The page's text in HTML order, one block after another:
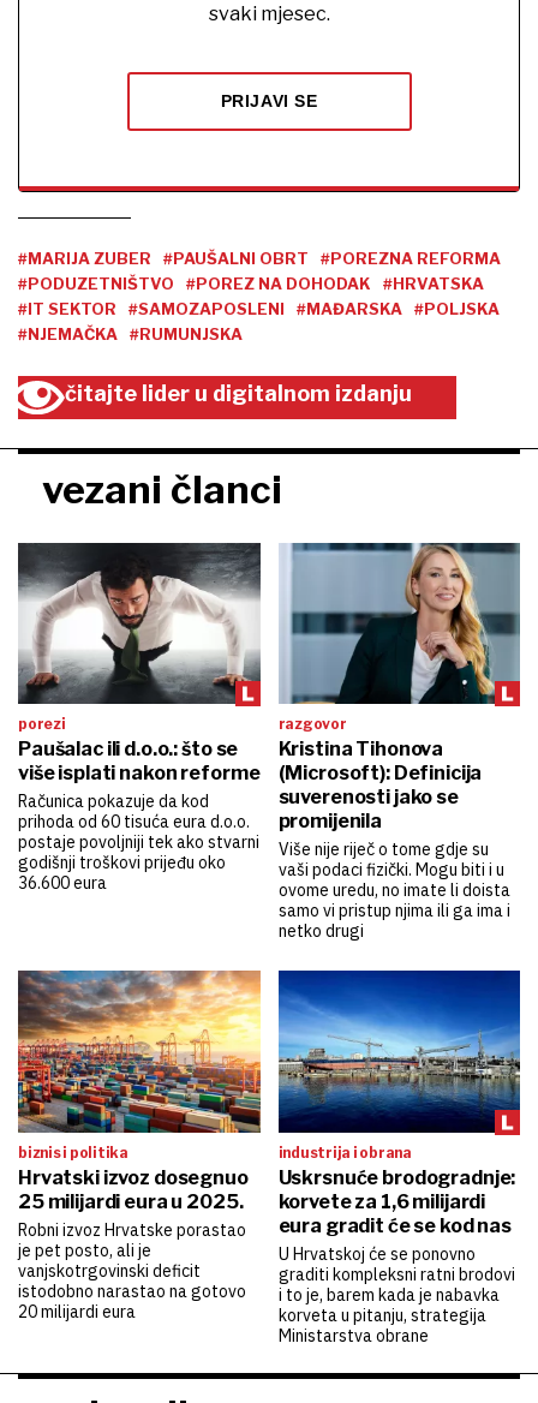
svaki mjesec.
PRIJAVI SE
#MARIJA ZUBER #PAUŠALNI OBRT
#POREZNA REFORMA
#PODUZETNIŠTVO
#POREZ NA DOHODAK
#HRVATSKA
#IT SEKTOR
#SAMOZAPOSLENI #MAĐARSKA
#POLJSKA
#NJEMAČKA
#RUMUNJSKA
čitajte lider u digitalnom izdanju
vezani članci
porezi
Paušalac ili d.o.o.: što se
više isplati nakon reforme
Računica pokazuje da kod
prihoda od 60 tisuća eura d.o.o.
postaje povoljniji tek ako stvarni
godišnji troškovi prijeđu oko
36.600 eura
razgovor
Kristina Tihonova
(Microsoft): Definicija
suverenosti jako se
promijenila
Više nije riječ o tome gdje su
vaši podaci fizički. Mogu biti i u
ovome uredu, no imate li doista
samo vi pristup njima ili ga ima i
netko drugi
biznis i politika
Hrvatski izvoz dosegnuo
25 milijardi eura u 2025.
Robni izvoz Hrvatske porastao
je pet posto, ali je
vanjskotrgovinski deficit
istodobno narastao na gotovo
20 milijardi eura
industrija i obrana
Uskrsnuće brodogradnje:
korvete za 1,6 milijardi
eura gradit će se kod nas
U Hrvatskoj će se ponovno
graditi kompleksni ratni brodovi
i to je, barem kada je nabavka
korveta u pitanju, strategija
Ministarstva obrane